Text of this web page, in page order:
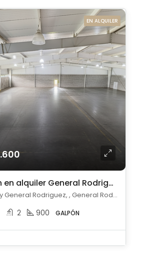
EN ALQUILER
Galpon en alquiler General Rodriguez
Rio Derey General Rodriguez, , General Rodríguez
2 900 GALPÓN